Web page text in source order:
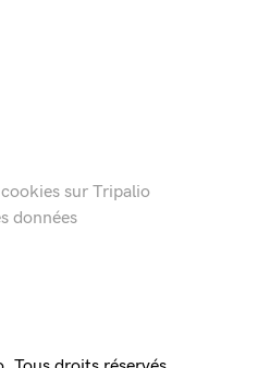
sur Tripalio
données